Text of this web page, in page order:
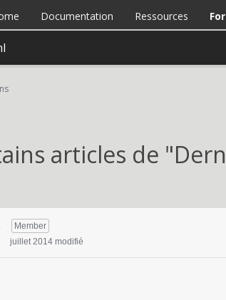
Documentation Ressources
articles de
Member
juillet 2014 modifié